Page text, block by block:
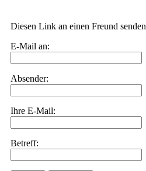
Diesen Link an einen Freund senden
E-Mail an:
Absender:
Ihre E-Mail:
Betreff: